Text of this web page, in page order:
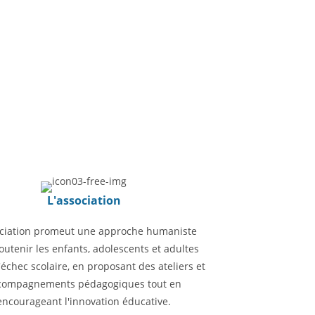
L'association
promeut une approche humaniste
les enfants, adolescents et adultes
scolaire, en proposant des ateliers et
pédagogiques tout en
l'innovation éducative.